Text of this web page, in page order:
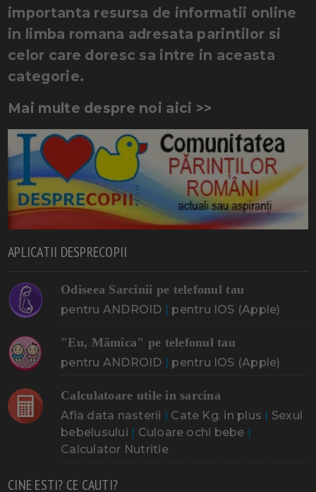
importanta resursa de informatii online
in limba romana adresata parintilor si
celor care doresc sa intre in aceasta
categorie.
Mai multe despre noi aici >>
APLICATII DESPRECOPII
Odiseea Sarcinii pe telefonul tau
pentru ANDROID | pentru IOS (Apple)
"Eu, Mămica" pe telefonul tau
pentru ANDROID | pentru IOS (Apple)
Calculatoare utile in sarcina
Afla data nasterii | Cate Kg. in plus | Sexul
bebelusului | Culoare ochi bebe |
Calculator Nutritie
CINE ESTI? CE CAUTI?